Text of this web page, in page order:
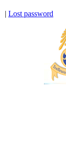
| Lost password